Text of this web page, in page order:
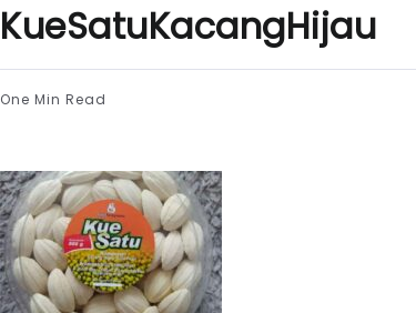
KueSatuKacangHijau
One Min Read